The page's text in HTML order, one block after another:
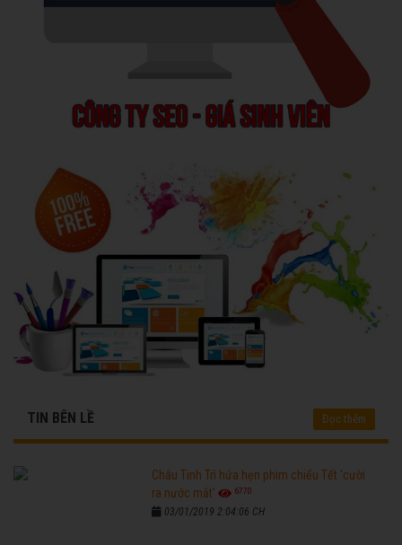
TIN BÊN LỀ Đọc thêm
Châu Tinh Trì hứa hẹn phim chiếu Tết 'cười
ra nước mắt'
6770
03/01/2019 2:04:06 CH